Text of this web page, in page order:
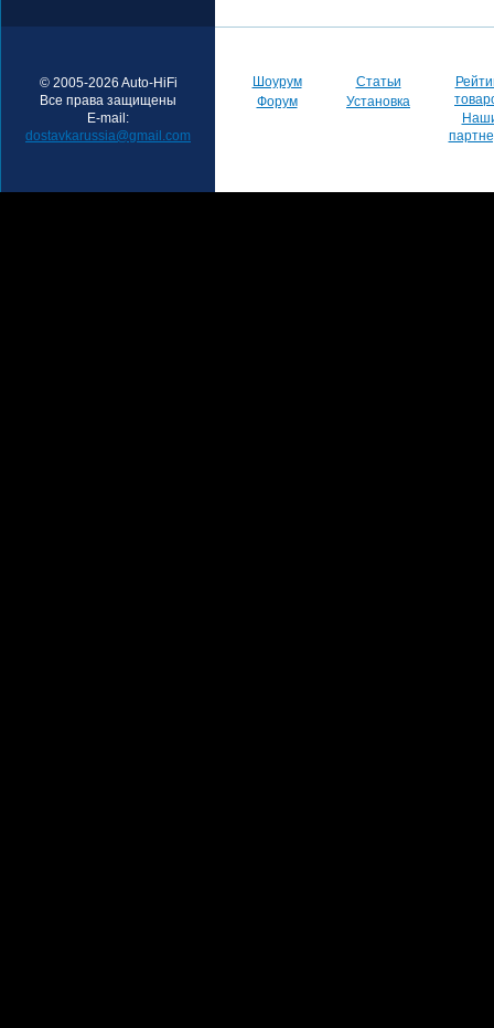
© 2005-2026 Auto-HiFi
Все права защищены
E-mail:
dostavkarussia@gmail.com
Шоурум
Форум
Статьи
Установка